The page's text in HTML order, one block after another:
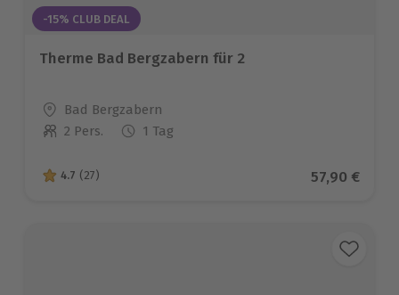
-15% CLUB DEAL
Therme Bad Bergzabern für 2
Standort
Bad Bergzabern
Anzahl der Teilnehmer
2 Pers. 1 Tag
4.7 von 5 Sternen basierend auf 27 Bewertungen
4.7 (27) Aktueller
57,90 €